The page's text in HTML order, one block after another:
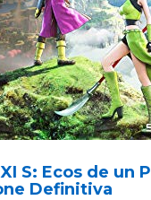
S: Ecos de un
Definitiva